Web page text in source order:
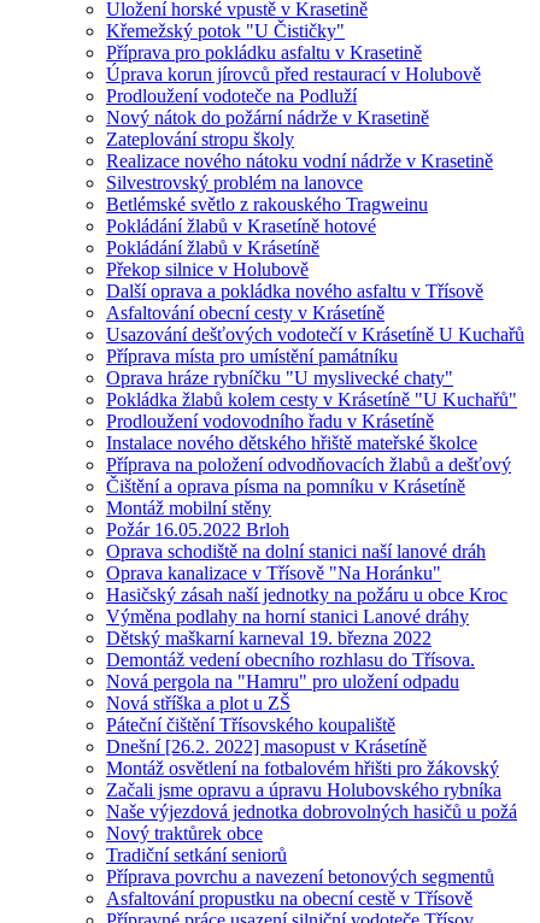
Uložení horské vpustě v Krasetině
Křemežský potok "U Čističky"
Příprava pro pokládku asfaltu v Krasetině
Úprava korun jírovců před restaurací v Holubově
Prodloužení vodoteče na Podluží
Nový nátok do požární nádrže v Krasetině
Zateplování stropu školy
Realizace nového nátoku vodní nádrže v Krasetině
Silvestrovský problém na lanovce
Betlémské světlo z rakouského Tragweinu
Pokládání žlabů v Krasetíně hotové
Pokládání žlabů v Krásetíně
Překop silnice v Holubově
Další oprava a pokládka nového asfaltu v Třísově
Asfaltování obecní cesty v Krásetíně
Usazování dešťových vodotečí v Krásetíně U Kuchařů
Příprava místa pro umístění památníku
Oprava hráze rybníčku "U myslivecké chaty"
Pokládka žlabů kolem cesty v Krásetíně "U Kuchařů"
Prodloužení vodovodního řadu v Krásetíně
Instalace nového dětského hřiště mateřské školce
Příprava na položení odvodňovacích žlabů a dešťový
Čištění a oprava písma na pomníku v Krásetíně
Montáž mobilní stěny
Požár 16.05.2022 Brloh
Oprava schodiště na dolní stanici naší lanové dráh
Oprava kanalizace v Třísově "Na Horánku"
Hasičský zásah naší jednotky na požáru u obce Kroc
Výměna podlahy na horní stanici Lanové dráhy
Dětský maškarní karneval 19. března 2022
Demontáž vedení obecního rozhlasu do Třísova.
Nová pergola na "Hamru" pro uložení odpadu
Nová stříška a plot u ZŠ
Páteční čištění Třísovského koupaliště
Dnešní [26.2. 2022] masopust v Krásetíně
Montáž osvětlení na fotbalovém hřišti pro žákovský
Začali jsme opravu a úpravu Holubovského rybníka
Naše výjezdová jednotka dobrovolných hasičů u požá
Nový traktůrek obce
Tradiční setkání seniorů
Příprava povrchu a navezení betonových segmentů
Asfaltování propustku na obecní cestě v Třísově